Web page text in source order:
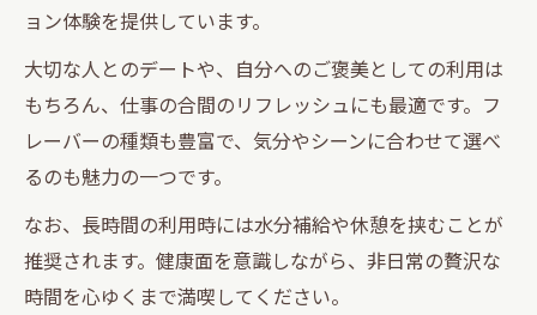
ョン体験を提供しています。
大切な人とのデートや、自分へのご褒美としての利用は
もちろん、仕事の合間のリフレッシュにも最適です。フ
レーバーの種類も豊富で、気分やシーンに合わせて選べ
るのも魅力の一つです。
なお、長時間の利用時には水分補給や休憩を挟むことが
推奨されます。健康面を意識しながら、非日常の贅沢な
時間を心ゆくまで満喫してください。